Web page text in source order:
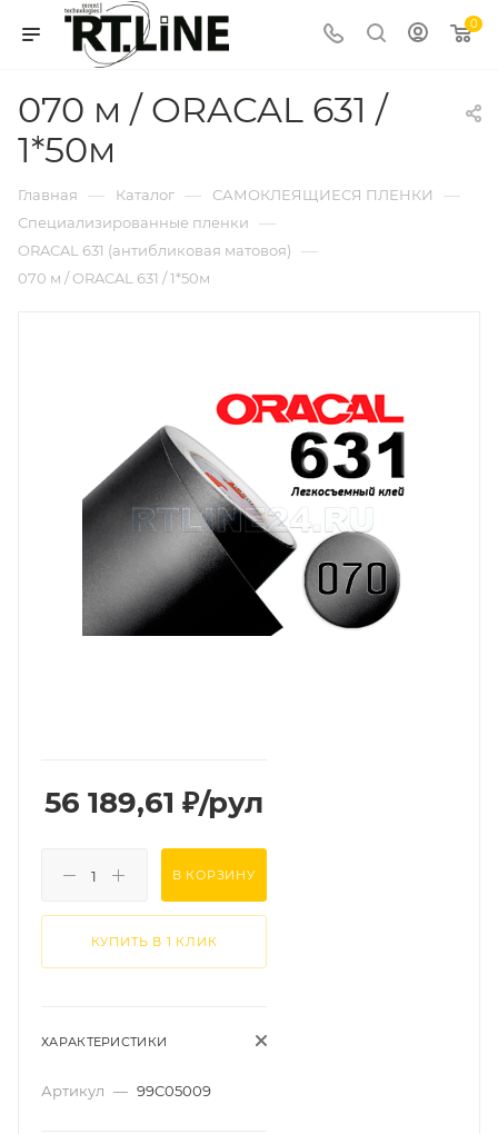
0
070 м / ORACAL 631 /
1*50м
Главная — Каталог — САМОКЛЕЯЩИЕСЯ ПЛЕНКИ —
Специализированные пленки —
ORACAL 631 (антибликовая матовоя) —
070 м / ORACAL 631 / 1*50м
56 189,61 ₽/рул
В КОРЗИНУ
КУПИТЬ В 1 КЛИК
ХАРАКТЕРИСТИКИ
Артикул — 99C05009